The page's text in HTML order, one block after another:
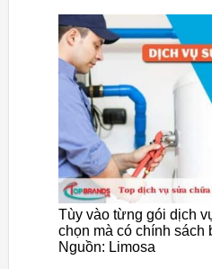
Tùy vào từng gói dịch
chọn mà có chính sách
Nguồn: Limosa